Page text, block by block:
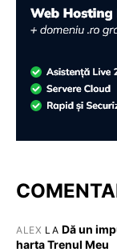
ALEX LA Dă un
harta Trenul Meu